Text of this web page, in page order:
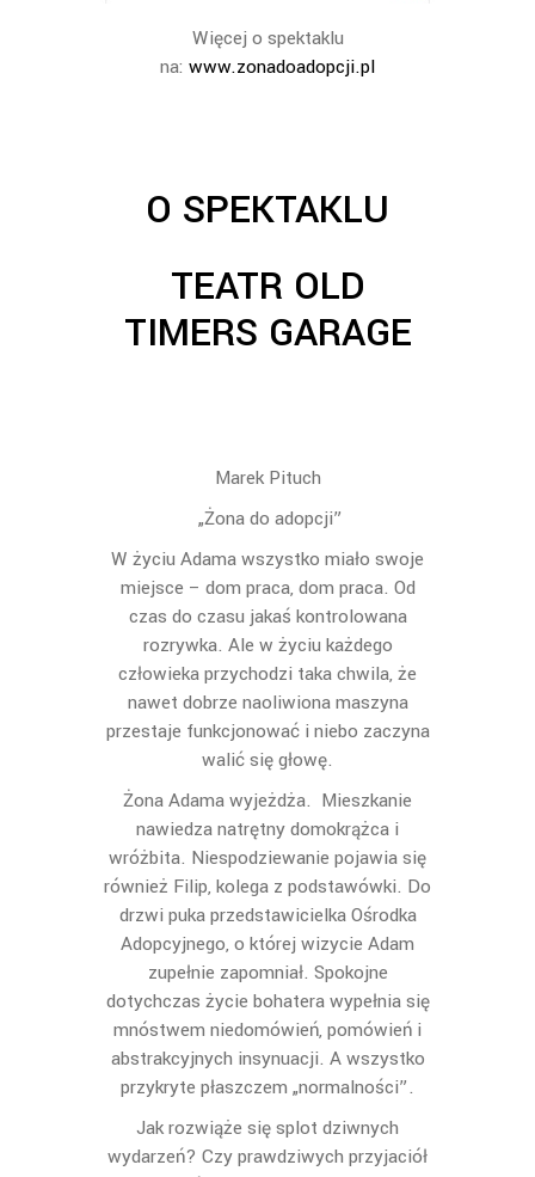
Więcej o spektaklu
na: www.zonadoadopcji.pl
O SPEKTAKLU
TEATR OLD
TIMERS GARAGE
Marek Pituch
„Żona do adopcji”
W życiu Adama wszystko miało swoje
miejsce – dom praca, dom praca. Od
czas do czasu jakaś kontrolowana
rozrywka. Ale w życiu każdego
człowieka przychodzi taka chwila, że
nawet dobrze naoliwiona maszyna
przestaje funkcjonować i niebo zaczyna
walić się głowę.
Żona Adama wyjeżdża. Mieszkanie
nawiedza natrętny domokrążca i
wróżbita. Niespodziewanie pojawia się
również Filip, kolega z podstawówki. Do
drzwi puka przedstawicielka Ośrodka
Adopcyjnego, o której wizycie Adam
zupełnie zapomniał. Spokojne
dotychczas życie bohatera wypełnia się
mnóstwem niedomówień, pomówień i
abstrakcyjnych insynuacji. A wszystko
przykryte płaszczem „normalności”.
Jak rozwiąże się splot dziwnych
wydarzeń? Czy prawdziwych przyjaciół